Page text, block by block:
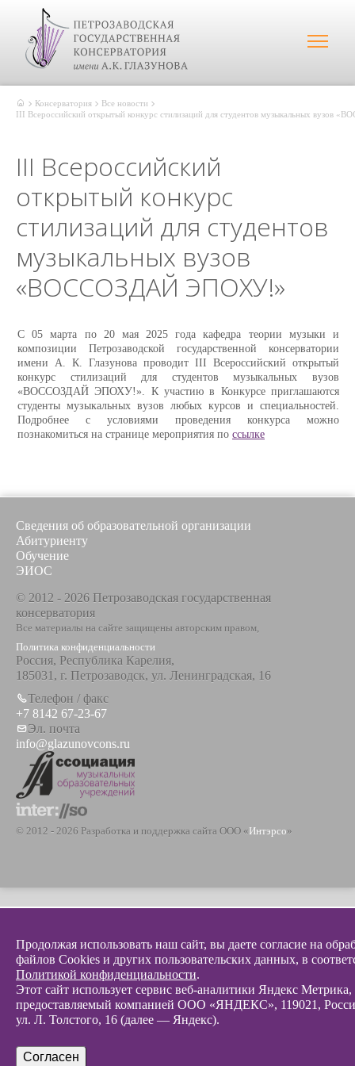
Консерватория
Все новости
III Всероссийский открытый конкурс стилизаций для студентов музыкальных вузов
III Всероссийский
открытый конкурс
стилизаций для студентов
музыкальных вузов
«ВОССОЗДАЙ ЭПОХУ!»
С 05 марта по 20 мая 2025 года кафедра теории музыки и
композиции Петрозаводской государственной консерватории
имени А. К. Глазунова проводит III Всероссийский открытый
конкурс стилизаций для студентов музыкальных вузов
«ВОССОЗДАЙ ЭПОХУ!». К участию в Конкурсе приглашаются
студенты музыкальных вузов любых курсов и специальностей.
Подробнее с условиями проведения конкурса можно
познакомиться на странице мероприятия по ссылке
Сведения об образовательной организации
Абитуриенту
Обучение
ЭИОС
© 2012 - 2026 Петрозаводская государственная
консерватория
Все материалы на сайте защищены авторским правом,
Политика конфиденциальности
Россия, Республика Карелия,
185031, г. Петрозаводск, ул. Ленинградская, 16
Телефон / факс
+7 8142 67-23-67
Эл. почта
info@glazunovcons.ru
© 2012 - 2026 Разработка и поддержка сайта ООО « Интэрсо»
Продолжая использовать наш сайт, вы даете согласие на
файлов Cookies и других пользовательских данных, в
Политикой конфиденциальности.
Этот сайт использует сервис веб-аналитики Яндекс Метрика,
предоставляемый компанией ООО «ЯНДЕКС», 119021,
ул. Л. Толстого, 16 (далее — Яндекс).
Согласен